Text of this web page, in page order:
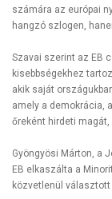
számára az európai
hangzó szlogen,
Szavai szerint az EB
kisebbségekhez
akik saját
amely a demokrácia,
őreként hirdeti
Gyöngyösi Márton, a
EB elkaszálta a
közvetlenül választott